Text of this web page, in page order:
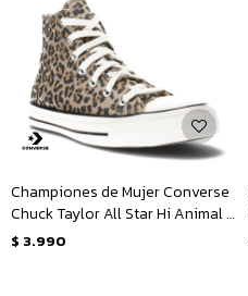
Championes de Mujer Converse
Chuck Taylor All Star Hi Animal -
Animal Print
$ 3.990